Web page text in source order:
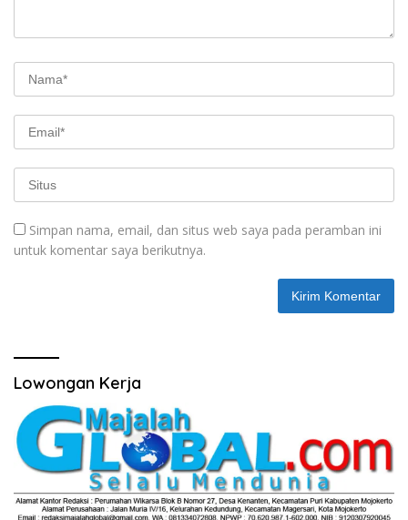
Simpan nama, email, dan situs web saya pada peramban ini
untuk komentar saya berikutnya.
Lowongan Kerja